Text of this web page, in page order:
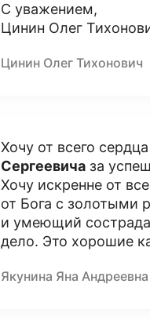
С уважением,
Цинин Олег
Цинин Олег Тихонович
Хочу от всего
Сергеевичаза
Хочу искренне от
от Бога с золотыми
и умеющий
дело. Это хорошие
Якунина Яна